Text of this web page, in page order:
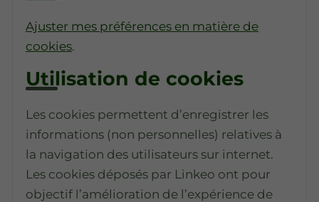
Ajuster mes préférences en matière de
cookies.
Utilisation de cookies
Les cookies permettent d’enregistrer les
informations (non personnelles) relatives à
la navigation des utilisateurs sur internet.
Les cookies déposés par Linkeo ont pour
objectif l’amélioration de l’expérience de